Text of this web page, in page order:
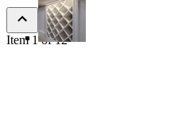
Item 1 of 12